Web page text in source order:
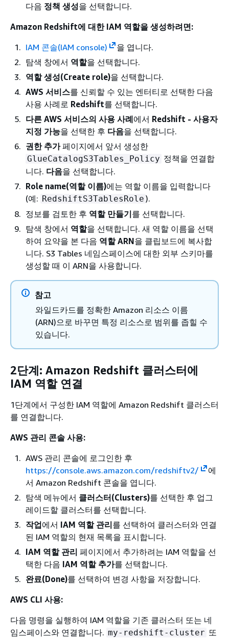
다음 정책 생성을 선택합니다.
Amazon Redshift에 대한 IAM 역할을 생성하려면:
IAM 콘솔(IAM console)
을 엽니다.
탐색 창에서 역할을 선택합니다.
역할 생성(Create role)을 선택합니다.
AWS 서비스를 신뢰할 수 있는 엔터티로 선택한 다음
사용 사례로 Redshift를 선택합니다.
다른 AWS 서비스의 사용 사례에서 Redshift - 사용자
지정 가능을 선택한 후 다음을 선택합니다.
권한 추가페이지에서 앞서 생성한
GlueCatalogS3Tables_Policy 정책을 연결합
니다. 다음을 선택합니다.
Role name(역할 이름)에는 역할 이름을 입력합니다
(예: RedshiftS3TablesRole ).
정보를 검토한 후 역할 만들기를 선택합니다.
탐색 창에서 역할을 선택합니다. 새 역할 이름을 선택
하여 요약을 본 다음 역할 ARN을 클립보드에 복사합
니다. S3 Tables 네임스페이스에 대한 외부 스키마를
생성할 때 이 ARN을 사용합니다.
참고
와일드카드를 정확한 Amazon 리소스 이름
(ARN)으로 바꾸면 특정 리소스로 범위를 좁힐 수
있습니다.
2단계: Amazon Redshift 클러스터에
IAM 역할 연결
1단계에서 구성한 IAM 역할에 Amazon Redshift 클러스터
를 연결합니다.
AWS 관리 콘솔 사용:
AWS 관리 콘솔에 로그인한 후
https://console.aws.amazon.com/redshiftv2/
에
서 Amazon Redshift 콘솔을 엽니다.
탐색 메뉴에서 클러스터(Clusters)를 선택한 후 업그
레이드할 클러스터를 선택합니다.
작업에서 IAM 역할 관리를 선택하여 클러스터와 연결
된 IAM 역할의 현재 목록을 표시합니다.
IAM 역할 관리 페이지에서 추가하려는 IAM 역할을 선
택한 다음 IAM 역할 추가를 선택합니다.
완료(Done)를 선택하여 변경 사항을 저장합니다.
AWS CLI 사용:
다음 명령을 실행하여 IAM 역할을 기존 클러스터 또는 네
임스페이스와 연결합니다. my-redshift-cluster 또